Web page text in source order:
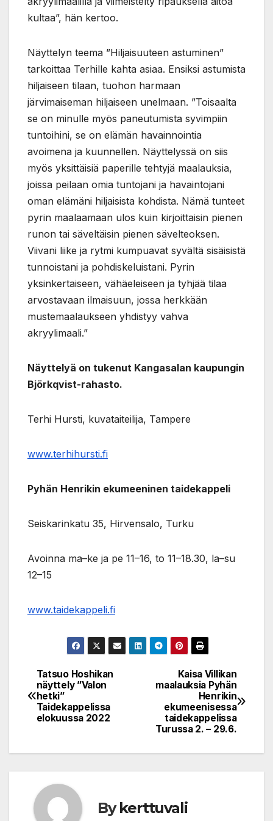
kultaa”, hän kertoo.
Näyttelyn teema ”Hiljaisuuteen astuminen”
tarkoittaa Terhille kahta asiaa. Ensiksi astumista
hiljaiseen tilaan, tuohon harmaan
järvimaiseman hiljaiseen unelmaan. ”Toisaalta
se on minulle myös paneutumista syvimpiin
tuntoihini, se on elämän havainnointia
avoimena ja kuunnellen. Näyttelyssä on siis
myös yksittäisiä paperille tehtyjä maalauksia,
joissa peilaan omia tuntojani ja havaintojani
oman elämäni hiljaisista kohdista. Nämä tunteet
pyrin maalaamaan ulos kuin kirjoittaisin pienen
runon tai säveltäisin pienen sävelteoksen.
Viivani liike ja rytmi kumpuavat syvältä sisäisistä
tunnoistani ja pohdiskeluistani. Pyrin
yksinkertaiseen, vähäeleiseen ja tyhjää tilaa
arvostavaan ilmaisuun, jossa herkkään
mustemaalaukseen yhdistyy vahva
akryylimaali.”
Näyttelyä on tukenut Kangasalan kaupungin
Björkqvist-rahasto.
Terhi Hursti, kuvataiteilija, Tampere
www.terhihursti.fi
Pyhän Henrikin ekumeeninen taidekappeli
Seiskarinkatu 35, Hirvensalo, Turku
Avoinna ma–ke ja pe 11–16, to 11–18.30, la–su
12–15
www.taidekappeli.fi
Post
navigation
Kaisa Villikan
maalauksia Pyhän
Henrikin
ekumeenisessa
taidekappelissa
Turussa 2. – 29.6.
Tatsuo Hoshikan
näyttely ”Valon
hetki”
Taidekappelissa
elokuussa 2022
Bykerttuvali